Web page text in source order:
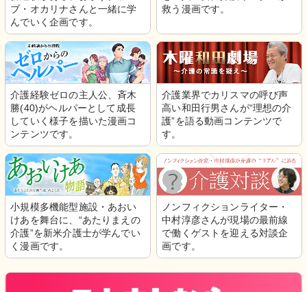
ブ・オカリナさんと一緒に学
んでいく企画です。
救う漫画です。
介護経験ゼロの主人公、斉木
勝(40)がヘルパーとして成長
していく様子を描いた漫画コ
ンテンツです。
介護業界でカリスマの呼び声
高い和田行男さんが“理想の介
護”を語る動画コンテンツで
す。
小規模多機能型施設・あおい
けあを舞台に、“あたりまえの
介護”を新米介護士が学んでい
く漫画です。
ノンフィクションライター・
中村淳彦さんが現場の最前線
で働くゲストを迎える対談企
画です。